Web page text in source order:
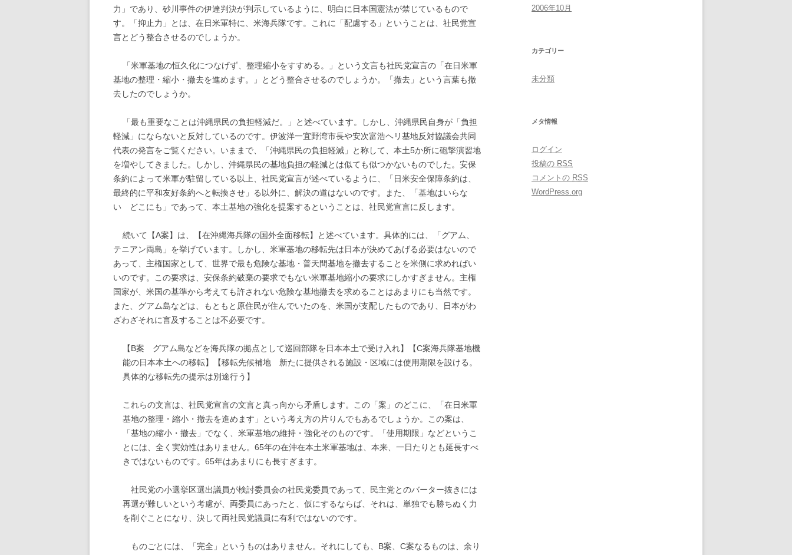
力」であり、砂川事件の伊達判決が判示しているように、明白に日本国憲法が禁じているもので
す。「抑止力」とは、在日米軍特に、米海兵隊です。これに「配慮する」ということは、社民党宣
言とどう整合させるのでしょうか。
「米軍基地の恒久化につなげず、整理縮小をすすめる。」という文言も社民党宣言の「在日米軍
基地の整理・縮小・撤去を進めます。」とどう整合させるのでしょうか。「撤去」という言葉も撤
去したのでしょうか。
「最も重要なことは沖縄県民の負担軽減だ。」と述べています。しかし、沖縄県民自身が「負担
軽減」にならないと反対しているのです。伊波洋一宜野湾市長や安次富浩ヘリ基地反対協議会共同
代表の発言をご覧ください。いままで、「沖縄県民の負担軽減」と称して、本土5か所に砲撃演習地
を増やしてきました。しかし、沖縄県民の基地負担の軽減とは似ても似つかないものでした。安保
条約によって米軍が駐留している以上、社民党宣言が述べているように、「日米安全保障条約は、
最終的に平和友好条約へと転換させ」る以外に、解決の道はないのです。また、「基地はいらな
い どこにも」であって、本土基地の強化を提案するということは、社民党宣言に反します。
続いて【A案】は、【在沖縄海兵隊の国外全面移転】と述べています。具体的には、「グアム、
テニアン両島」を挙げています。しかし、米軍基地の移転先は日本が決めてあげる必要はないので
あって、主権国家として、世界で最も危険な基地・普天間基地を撤去することを米側に求めればい
いのです。この要求は、安保条約破棄の要求でもない米軍基地縮小の要求にしかすぎません。主権
国家が、米国の基準から考えても許されない危険な基地撤去を求めることはあまりにも当然です。
また、グアム島などは、もともと原住民が住んでいたのを、米国が支配したものであり、日本がわ
ざわざそれに言及することは不必要です。
【B案 グアム島などを海兵隊の拠点として巡回部隊を日本本土で受け入れ】【C案海兵隊基地機
能の日本本土への移転】【移転先候補地 新たに提供される施設・区域には使用期限を設ける。
具体的な移転先の提示は別途行う】
これらの文言は、社民党宣言の文言と真っ向から矛盾します。この「案」のどこに、「在日米軍
基地の整理・縮小・撤去を進めます」という考え方の片りんでもあるでしょうか。この案は、
「基地の縮小・撤去」でなく、米軍基地の維持・強化そのものです。「使用期限」などというこ
とには、全く実効性はありません。 65年の在沖在本土米軍基地は、本来、一日たりとも延長すべ
きではないものです。 65年はあまりにも長すぎます。
社民党の小選挙区選出議員が検討委員会の社民党委員であって、民主党とのバーター抜きには
再選が難しいという考慮が、両委員にあったと、仮にするならば、それは、単独でも勝ちぬく力
を削ぐことになり、決して両社民党議員に有利ではないのです。
ものごとには、「完全」というものはありません。それにしても、 B案、 C案なるものは、余り
2006年10月
カテゴリー
未分類
メタ情報
ログイン
投稿の RSS
コメントの RSS
WordPress.org